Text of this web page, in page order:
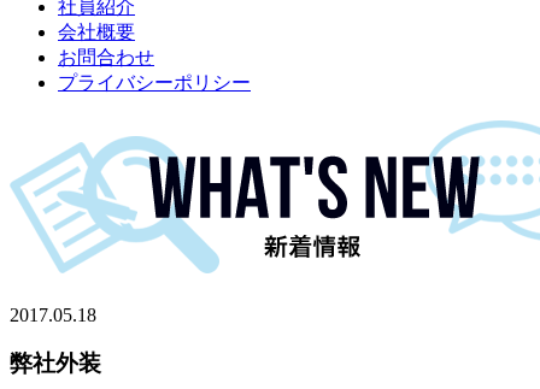
社員紹介
会社概要
お問合わせ
プライバシーポリシー
2017.05.18
弊社外装